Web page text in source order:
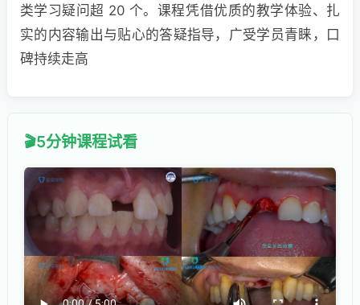
类学习疑问超 20 个。课程凭借优质的教学体验、扎
实的内容输出与贴心的答疑指导，广受学员青睐，口
碑持续走高
5分钟课程试看